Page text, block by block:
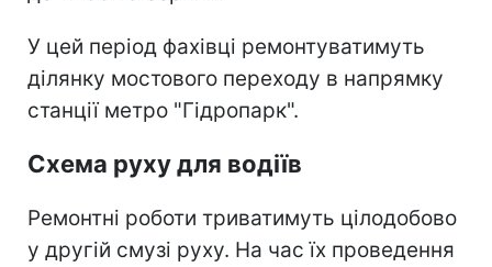
У цей період фахівці ремонтуватимуть
ділянку мостового переходу в напрямку
станції метро "Гідропарк".
Схема руху для водіїв
Ремонтні роботи триватимуть цілодобово
у другій смузі руху. На час їх проведення